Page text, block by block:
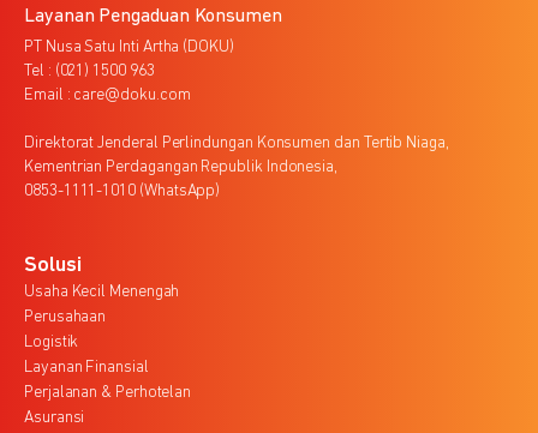
Layanan Pengaduan Konsumen
PT Nusa Satu Inti Artha (DOKU)
Tel : (021) 1500 963
Email : care@doku.com
Direktorat Jenderal Perlindungan Konsumen dan Tertib Niaga,
Kementrian Perdagangan Republik Indonesia,
0853-1111-1010 (WhatsApp)
Solusi
Usaha Kecil Menengah
Perusahaan
Logistik
Layanan Finansial
Perjalanan & Perhotelan
Asuransi